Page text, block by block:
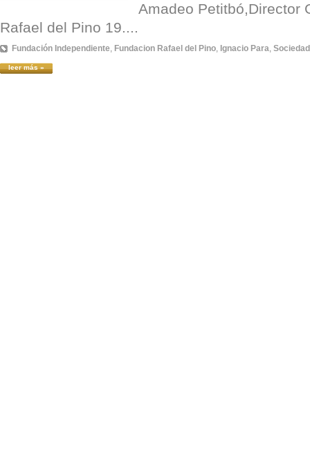
Amadeo Petitbó,Director
Rafael del Pino 19....
Fundación Independiente, Fundacion Rafael del Pino, Ignacio Para,
leer más »